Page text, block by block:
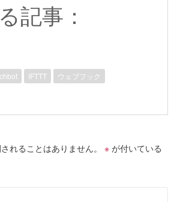
記事：
IFTTT
ウェブフック
れることはありません。
※ が付いている